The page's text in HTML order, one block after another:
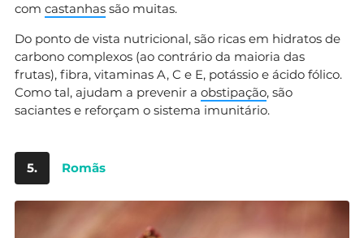
com castanhas são muitas.
Do ponto de vista nutricional, são ricas em hidratos de
carbono complexos (ao contrário da maioria das
frutas), fibra, vitaminas A, C e E, potássio e ácido fólico.
Como tal, ajudam a prevenir a obstipação, são
saciantes e reforçam o sistema imunitário.
5. Romãs